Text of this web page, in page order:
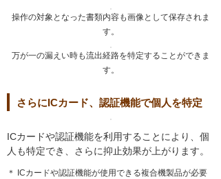
操作の対象となった書類内容も画像として保存されま
す。
万が一の漏えい時も流出経路を特定することができま
す。
さらにICカード、認証機能で個人を特定
ICカードや認証機能を利用することにより、個
人も特定でき、さらに抑止効果が上がります。
＊ ICカードや認証機能が使用できる複合機製品が必要